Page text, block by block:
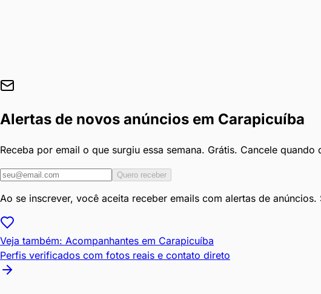
Alertas de novos anúncios em Carapicuíba
Receba por email o que surgiu essa semana. Grátis. Cancele quando
Quero receber
Ao se inscrever, você aceita receber emails com alertas de anúncios.
Veja também: Acompanhantes em Carapicuíba
Perfis verificados com fotos reais e contato direto